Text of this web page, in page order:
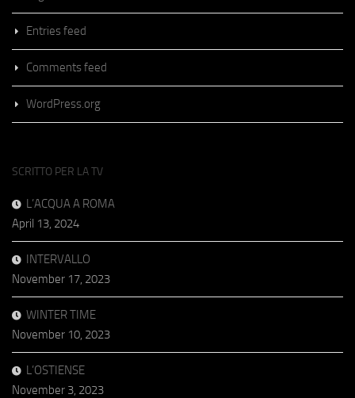
Entries feed
Comments feed
WordPress.org
SCRITTO PER LA TV
L’ACQUA A ROMA
April 13, 2024
INTERVALLO
November 17, 2023
WINTER TIME
November 10, 2023
L’OSTIENSE
November 3, 2023